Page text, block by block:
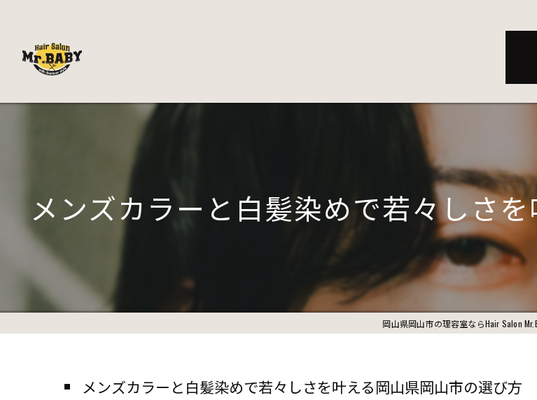
メンズカラーと白髪染めで若々しさ
岡山県岡山市の理容室ならHair Salon
メンズカラーと白髪染めで若々しさを叶える岡山県岡山市の選び方